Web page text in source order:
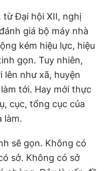
từ Đại hội XII, nghị
giá bộ máy nhà
kém hiệu lực, hiệu
gọn. Tuy nhiên,
lên như xã, huyện
tới. Hay mới thực
cục, tổng cục của
làm.
sẽ gọn. Không có
sở. Không có sở